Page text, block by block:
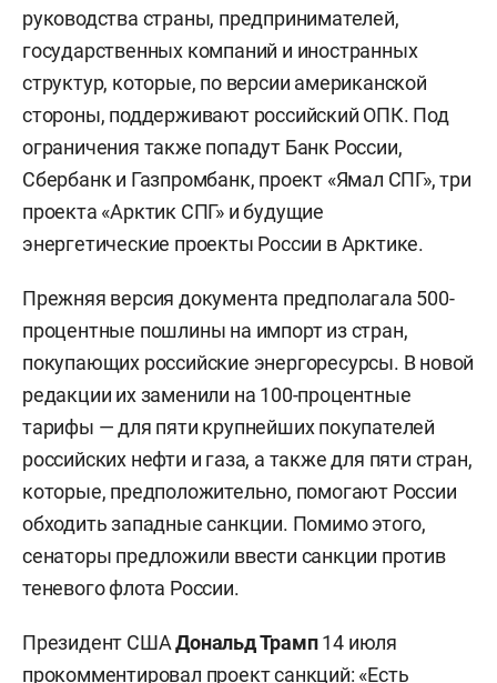
руководства страны, предпринимателей,
государственных компаний и иностранных
структур, которые, по версии американской
стороны, поддерживают российский ОПК. Под
ограничения также попадут Банк России,
Сбербанк и Газпромбанк, проект «Ямал СПГ», три
проекта «Арктик СПГ» и будущие
энергетические проекты России в Арктике.
Прежняя версия документа предполагала 500-
процентные пошлины на импорт из стран,
покупающих российские энергоресурсы. В новой
редакции их заменили на 100-процентные
тарифы — для пяти крупнейших покупателей
российских нефти и газа, а также для пяти стран,
которые, предположительно, помогают России
обходить западные санкции. Помимо этого,
сенаторы предложили ввести санкции против
теневого флота России.
Президент СШАДональд Трамп14 июля
прокомментировал проект санкций: «Есть